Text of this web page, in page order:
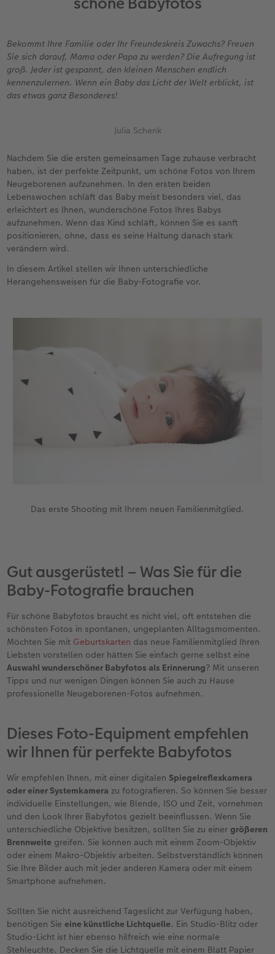
Erinnerungstasche
Bestellwege
Inspiration
Reisefotobuch
Kundenbeispiele
Webinare & VHS
Erste Schritte
Foto-Kochbuch
hexxas
Alu Dibond
Gallery Print
Hartschaum
Foto auf Holz
Mehrteiler
Bestellwege
Ideen zur Wandgestaltung
CEWE myPhotos
Fotosticker
Premium Poster
Rahmen
Fotogrößen & Formate
Bestellwege
CEWE myPhotos
Neuheiten
Extras
Fototassen
Trinkflasche
Dekoration
Schule & Büro
Textilien
Art Prints
Faber-Castell
Foto-Geschenkbox
Neuheiten
Geburtskarten
Postkarten Sets
Postkarten verschicken
Fotokarten
Digitale Grußkarte
Bestellwege
Papierqualitäten
Weitere Anlässe
CEWE myPhotos
Silikonhüllen
Kunststoffhüllen
Lederhüllen
Holzhüllen
Bio-based Case
Mit Design
Bestellwege
Inspiration
CEWE myPhotos
Wandkalender Fineline
Bestellwege
Designvorlagen
Kalender mit fertigem Design
Gestaltungsideen
CEWE myPhotos
Neuheiten
Extras
für Männer
für Freundinnen
für Kinder
für Großeltern
für Tierfreunde
Einfach & schnell gestaltet
Besondere Geschenkideen
CEWE myPhotos
Neuheiten
Erste Schritte
Videotutorials
Bekommt Ihre Familie oder Ihr Freundeskreis Zuwachs? Freuen
Sie sich darauf, Mama oder Papa zu werden? Die Aufregung ist
groß. Jeder ist gespannt, den kleinen Menschen endlich
kennenzulernen. Wenn ein Baby das Licht der Welt erblickt, ist
das etwas ganz Besonderes!
Julia Schenk
Nachdem Sie die ersten gemeinsamen Tage zuhause verbracht
haben, ist der perfekte Zeitpunkt, um schöne Fotos von Ihrem
Neugeborenen aufzunehmen. In den ersten beiden
Lebenswochen schläft das Baby meist besonders viel, das
erleichtert es Ihnen, wunderschöne Fotos Ihres Babys
aufzunehmen. Wenn das Kind schläft, können Sie es sanft
positionieren, ohne, dass es seine Haltung danach stark
verändern wird.
In diesem Artikel stellen wir Ihnen unterschiedliche
Herangehensweisen für die Baby-Fotografie vor.
Das erste Shooting mit Ihrem neuen Familienmitglied.
Gut ausgerüstet! – Was Sie für die
Baby-Fotografie brauchen
Für schöne Babyfotos braucht es nicht viel, oft entstehen die
schönsten Fotos in spontanen, ungeplanten Alltagsmomenten.
Möchten Sie mit Geburtskarten das neue Familienmitglied Ihren
Liebsten vorstellen oder hätten Sie einfach gerne selbst eine
Auswahl wunderschöner Babyfotos als Erinnerung? Mit unseren
Tipps und nur wenigen Dingen können Sie auch zu Hause
professionelle Neugeborenen-Fotos aufnehmen.
Dieses Foto-Equipment empfehlen
wir Ihnen für perfekte Babyfotos
Wir empfehlen Ihnen, mit einer digitalen Spiegelreflexkamera
oder einer Systemkamera zu fotografieren. So können Sie besser
individuelle Einstellungen, wie Blende, ISO und Zeit, vornehmen
und den Look Ihrer Babyfotos gezielt beeinflussen. Wenn Sie
unterschiedliche Objektive besitzen, sollten Sie zu einergrößeren
Brennweite greifen. Sie können auch mit einem Zoom-Objektiv
oder einem Makro-Objektiv arbeiten. Selbstverständlich können
Sie Ihre Bilder auch mit jeder anderen Kamera oder mit einem
Smartphone aufnehmen.
Sollten Sie nicht ausreichend Tageslicht zur Verfügung haben,
benötigen Sieeine künstliche Lichtquelle. Ein Studio-Blitz oder
Studio-Licht ist hier ebenso hilfreich wie eine normale
Stehleuchte. Decken Sie die Lichtquelle mit einem Blatt Papier